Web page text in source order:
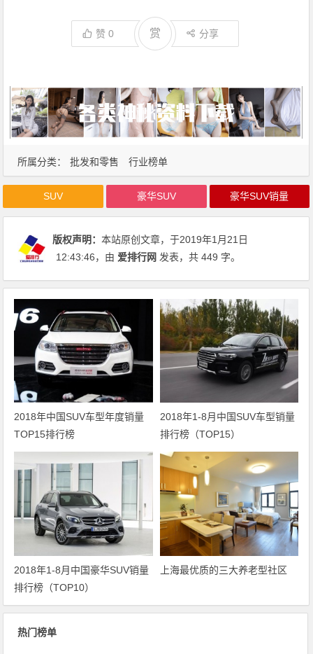
所属分类： 批发和零售 行业榜单
赞0 赏 分享
SUV 豪华SUV 豪华SUV销量
版权声明：本站原创文章，于2019年1月21日
12:43:46，由 爱排行网 发表，共 449 字。
2018年中国SUV车型年度销量
TOP15排行榜
2018年1-8月中国SUV车型销量
排行榜（TOP15）
2018年1-8月中国豪华SUV销量
排行榜（TOP10）
上海最优质的三大养老型社区
热门榜单